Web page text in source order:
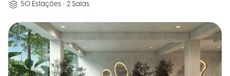
50 Estações • 2 Salas